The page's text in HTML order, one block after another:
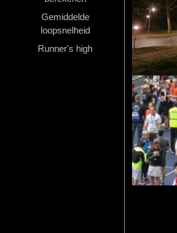
Gemiddelde
loopsnelheid
Runner's high
Hardlopen